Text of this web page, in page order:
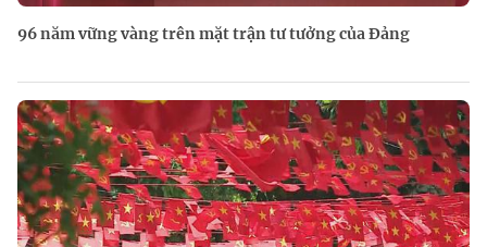
96 năm vững vàng trên mặt trận tư tưởng của Đảng